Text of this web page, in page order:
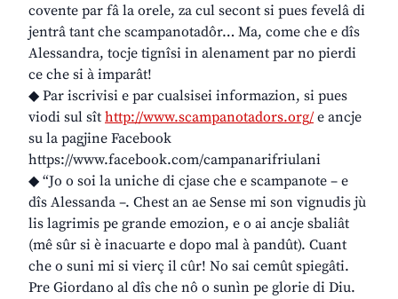
covente par fâ la orele, za cul secont si pues fevelâ di
jentrâ tant che scampanotadôr… Ma, come che e dîs
Alessandra, tocje tignîsi in alenament par no pierdi
ce che si à imparât!
◆ Par iscrivisi e par cualsisei informazion, si pues
viodi sul sît http://www.scampanotadors.org/ e ancje
su la pagjine Facebook
https://www.facebook.com/campanarifriulani
◆ “Jo o soi la uniche di cjase che e scampanote – e
dîs Alessanda –. Chest an ae Sense mi son vignudis jù
lis lagrimis pe grande emozion, e o ai ancje sbaliât
(mê sûr si è inacuarte e dopo mal à pandût). Cuant
che o suni mi si vierç il cûr! No sai cemût spiegâti.
Pre Giordano al dîs che nô o sunìn pe glorie di Diu.